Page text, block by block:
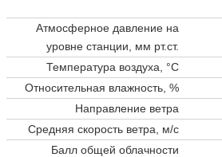
Атмосферное давление на
уровне станции, мм рт.ст.
Температура воздуха, °C
Относительная влажность, %
Направление ветра
Средняя скорость ветра, м/с
Балл общей облачности